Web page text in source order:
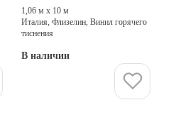
1,06 м х 10 м
Италия, Флизелин, Винил горячего
тиснения
В наличии